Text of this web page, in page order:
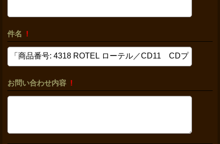
件名 !
お問い合わせ内容 !